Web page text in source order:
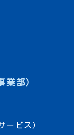
業部）
ービス）